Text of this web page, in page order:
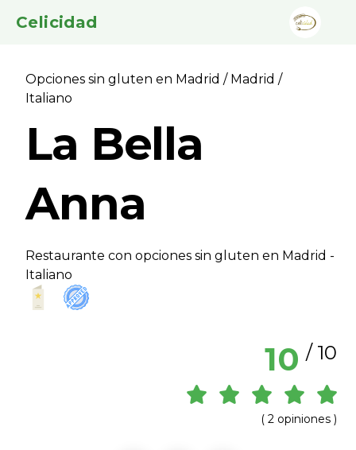
Celicidad
Opciones sin gluten en Madrid / Madrid /
Italiano
La Bella
Anna
Restaurante con opciones sin gluten en Madrid -
Italiano
10 / 10
( 2 opiniones )